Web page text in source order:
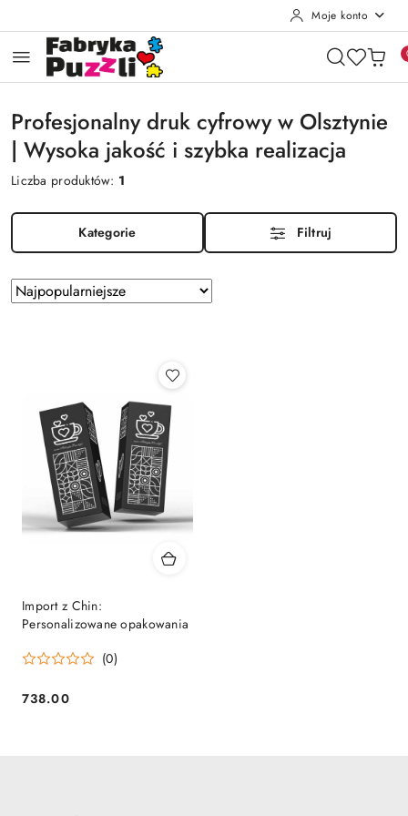
Moje konto
Profesjonalny druk cyfrowy w Olsztynie
| Wysoka jakość i szybka realizacja
Liczba produktów: 1
Kategorie Filtruj
Zastosowano
sortowanie:
Sortuj
według
Import z Chin:
Personalizowane opakowania
(0)
Cena:
738.00